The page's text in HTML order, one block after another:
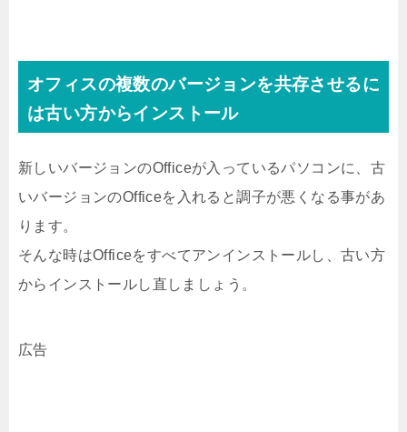
オフィスの複数のバージョンを共存させるに
は古い方からインストール
新しいバージョンのOfficeが入っているパソコンに、古
いバージョンのOfficeを入れると調子が悪くなる事があ
ります。
そんな時はOfficeをすべてアンインストールし、古い方
からインストールし直しましょう。
広告